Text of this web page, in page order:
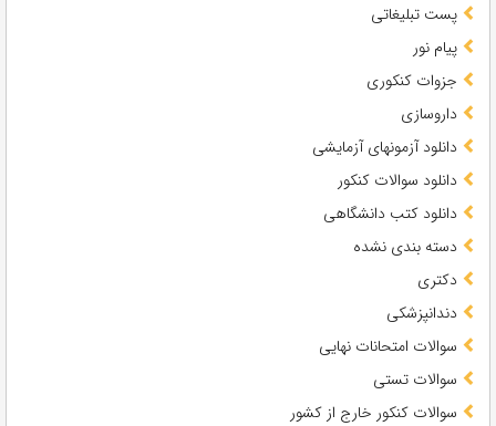
پست تبلیغاتی
پیام نور
جزوات کنکوری
داروسازی
دانلود آزمونهای آزمایشی
دانلود سوالات کنکور
دانلود کتب دانشگاهی
دسته بندی نشده
دکتری
دندانپزشکی
سوالات امتحانات نهایی
سوالات تستی
سوالات کنکور خارج از کشور